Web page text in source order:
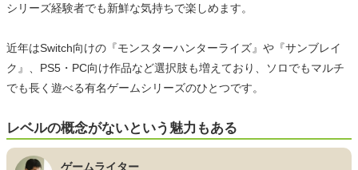
シリーズ経験者でも新鮮な気持ちで楽しめます。
近年はSwitch向けの『モンスターハンターライズ』や『サンブレイ
ク』、PS5・PC向け作品など選択肢も増えており、ソロでもマルチ
でも長く遊べる有名ゲームシリーズのひとつです。
レベルの概念がないという魅力もある
ゲームライター